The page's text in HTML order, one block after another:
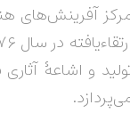
و اشاعۀ